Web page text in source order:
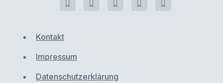
Kontakt
Impressum
Datenschutzerklärung